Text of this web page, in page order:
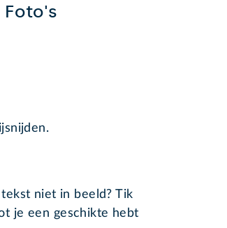
tekst niet in beeld? Tik
je een geschikte hebt